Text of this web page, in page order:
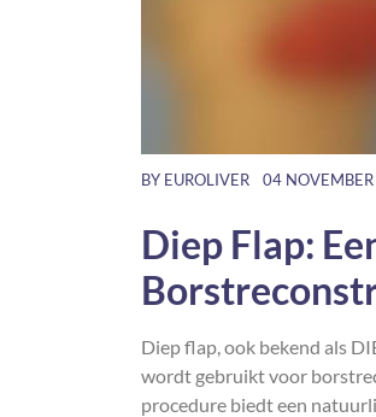
BY EUROLIVER 04
Diep Flap:
Diep flap, ook bekend als
wordt gebruikt voor
procedure biedt een